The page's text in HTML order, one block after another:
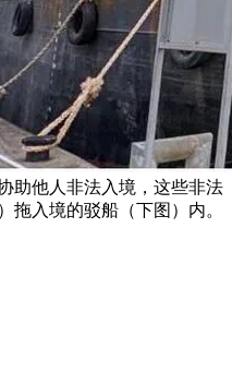
助他人非法入境，这些非法
拖入境的驳船（下图）内。